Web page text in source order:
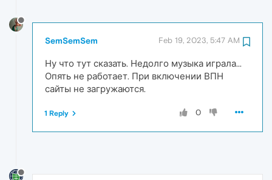
SemSemSem Feb 19, 2023, 5:47 AM
Ну что тут сказать. Недолго музыка играла...
Опять не работает. При включении ВПН
сайты не загружаются.
0
1 Reply